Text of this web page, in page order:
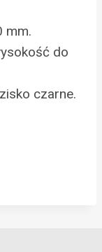
mm.
do
czarne.